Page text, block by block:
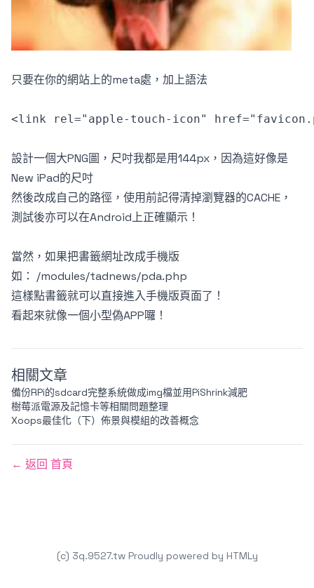
只要在你的網站上的meta處，加上語法
<link rel="apple-touch-icon"
設計一個大PNG圖，尺吋我都是用144px，因為這好像是
New iPad的尺吋
然後改成自己的路徑，使用前記得清掉瀏覽器的CACHE，
測試後亦可以在Android上正確顯示！
當然，如果把書籤網址改成手機版
如： /modules/tadnews/pda.php
這樣點書籤就可以直接進入手機版頁面了！
看起來就像一個小型偽APP囉！
相關文章
備份RPi的sdcard完整系統做成img檔並用PiShrink減肥
樹莓派電源及記憶卡等相關問題整理
Xoops最佳化（下）佈景與模組的改善概念
← 返回 首頁
(c) 3q.9527.tw Proudly powered by HTMLy